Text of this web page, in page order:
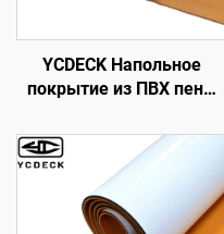
YCDECK Напольное
покрытие из ПВХ пены
имитации тика Морской
коврик Морской ковёр
Холодильные крышки
Антискользящее